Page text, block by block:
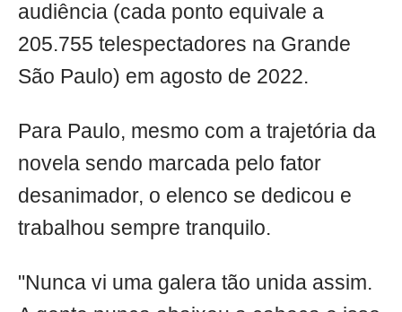
audiência (cada ponto equivale a
205.755 telespectadores na Grande
São Paulo) em agosto de 2022.
Para Paulo, mesmo com a trajetória da
novela sendo marcada pelo fator
desanimador, o elenco se dedicou e
trabalhou sempre tranquilo.
"Nunca vi uma galera tão unida assim.